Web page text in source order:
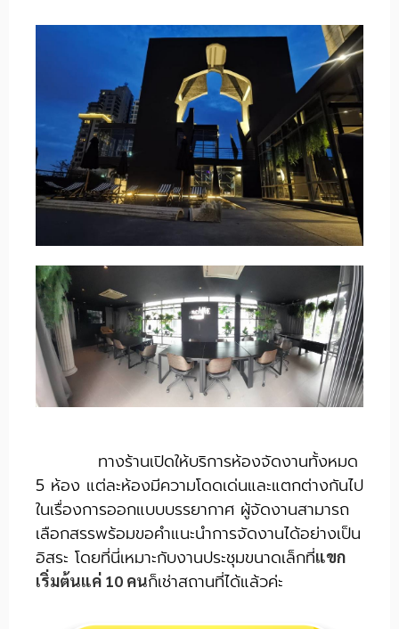
ทางร้านเปิดให้บริการห้องจัดงานทั้งหมด
5 ห้อง แต่ละห้องมีความโดดเด่นและแตกต่างกันไป
ในเรื่องการออกแบบบรรยากาศ ผู้จัดงานสามารถ
เลือกสรรพร้อมขอคำแนะนำการจัดงานได้อย่างเป็น
อิสระ โดยที่นี่เหมาะกับงานประชุมขนาดเล็กที่แขก
เริ่มต้นแค่ 10 คนก็เช่าสถานที่ได้แล้วค่ะ